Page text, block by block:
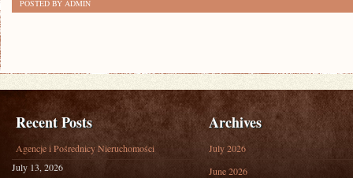
POSTED BY ADMIN
Recent Posts
Agencje i Pośrednicy Nieruchomości
July 13, 2026
Archives
July 2026
June 2026